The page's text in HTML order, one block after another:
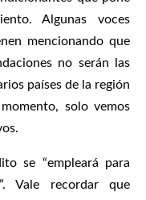
Algunas voces
mencionando que
no serán las
países de la región
solo vemos
se “empleará para
Vale recordar que